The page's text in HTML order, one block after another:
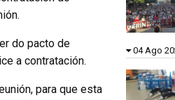
do pacto de
a contratación.
para que esta
04 Ago